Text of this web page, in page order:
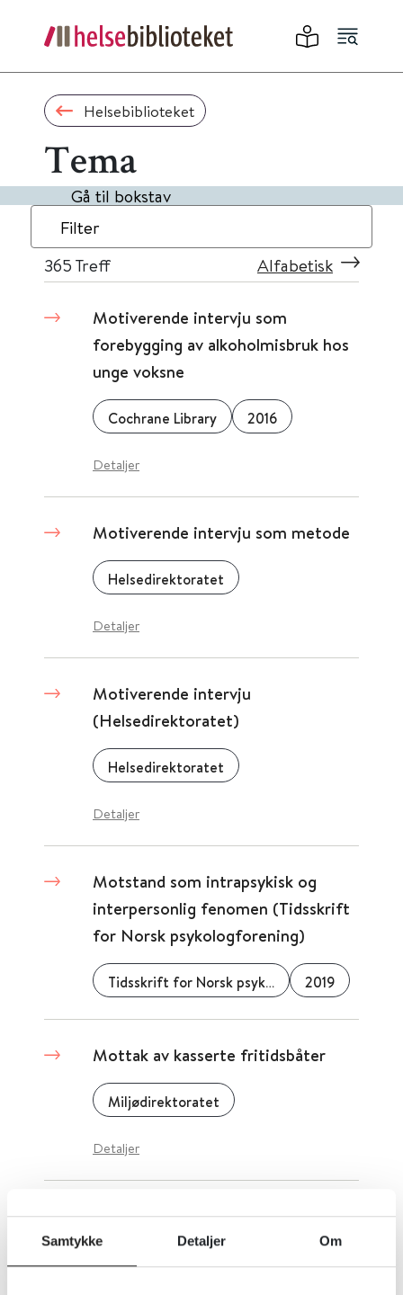
Samtykke Detaljer Om
Helsebiblioteket
Tema
Gå til bokstav
Filter
365 Treff Alfabetisk
Motiverende intervju som
forebygging av alkoholmisbruk hos
unge voksne
Cochrane Library 2016
Detaljer
Motiverende intervju som metode
Helsedirektoratet
Detaljer
Motiverende intervju
(Helsedirektoratet)
Helsedirektoratet
Detaljer
Motstand som intrapsykisk og
interpersonlig fenomen (Tidsskrift
for Norsk psykologforening)
Tidsskrift for Norsk psykologforening 2019
Mottak av kasserte fritidsbåter
Miljødirektoratet
Detaljer
Mouth and dental, NICE
National Institute for Health and Care Excellence (NICE)